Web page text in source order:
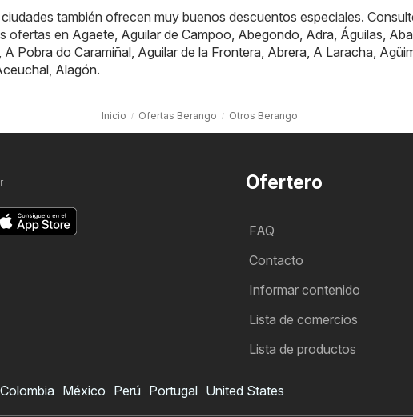
también ofrecen muy buenos descuentos especiales.
ofertas en Agaete Aguilar de Campoo Abegondo Adra Águilas
A Pobra do Caramiñal Aguilar de la Frontera Abrera A Laracha
Alagón.
Inicio Ofertas Berango Otros Berango
Ofertero
FAQ
Contacto
Informar contenido
Lista de comercios
Lista de productos
Colombia México Perú Portugal United States